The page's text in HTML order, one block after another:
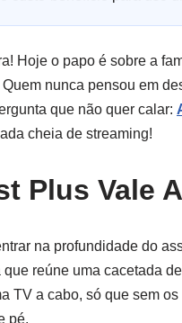
Hoje o papo é sobre a
nunca pensou em
que não quer calar:
cheia de streaming!
Plus Vale
na profundidade do
que reúne uma cacetada
TV a cabo, só que sem
pé.